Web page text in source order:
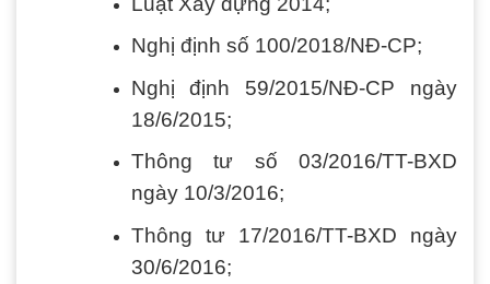
Nghị định số 100/2018/NĐ-CP;
Nghị định 59/2015/NĐ-CP ngày
18/6/2015;
Thông tư số 03/2016/TT-BXD
ngày 10/3/2016;
Thông tư 17/2016/TT-BXD ngày
30/6/2016;